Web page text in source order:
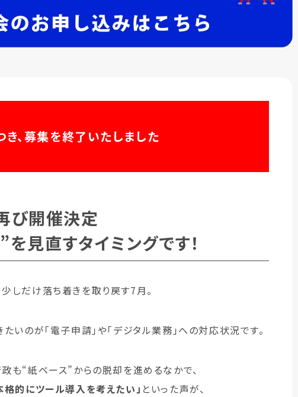
、募集を終了いたしました
び開催決定
見直すタイミングです！
しだけ落ち着きを取り戻す7月。
いのが「電子申請」や「デジタル業務」への対応状況です。
も“紙ベース”からの脱却を進めるなかで、
格的にツール導入を考えたい」 といった声が、